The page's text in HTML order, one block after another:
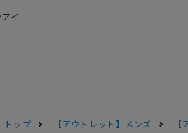
イ
トップ 【アウトレット】メンズ